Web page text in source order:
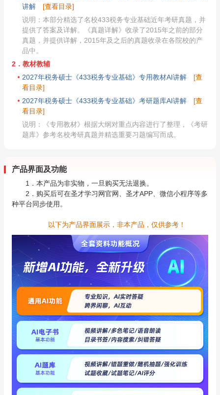
讲解
[查看目录]
说明：本部分精选了名校433税务专业基础近年考研真题，并
提供了答案及详解。《真题详解》收录了2015年之前的部分
真题，并提供详解，2015年及之后的真题收录在各院校的产
品中。
2．教材教辅
2027年税务硕士《433税务专业基础》专用教材AI讲解
[查
看目录]
2027年税务硕士《433税务专业基础》考研题库AI讲解
[查
看目录]
说明：《专用教材》根据大纲对重点内容进行了整理，《考研
题库》参考名校考研真题并精选重要习题编写而成。
产品界面及功能
1．本产品为非实物，一旦购买无法退换。
2．购买后可在圣才学习网官网、圣才APP、微信小程序等多
种平台同步使用。
以下为产品界面展示，非本产品，仅供参考！